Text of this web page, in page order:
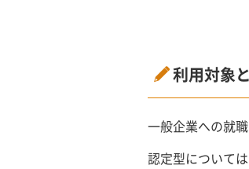
利用対象
一般企業への就
認定型について